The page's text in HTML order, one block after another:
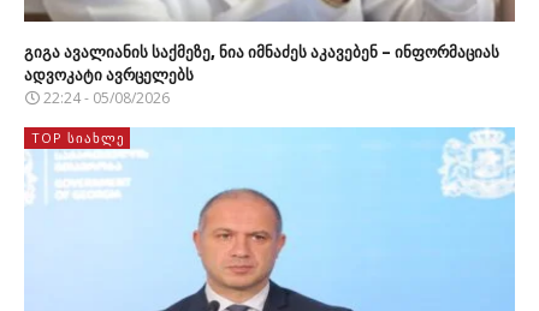
გიგა ავალიანის საქმეზე, ნია იმნაძეს აკავებენ – ინფორმაციას
ადვოკატი ავრცელებს
22:24 - 05/08/2026
TOP ᲡᲘᲐᲮᲚᲔ